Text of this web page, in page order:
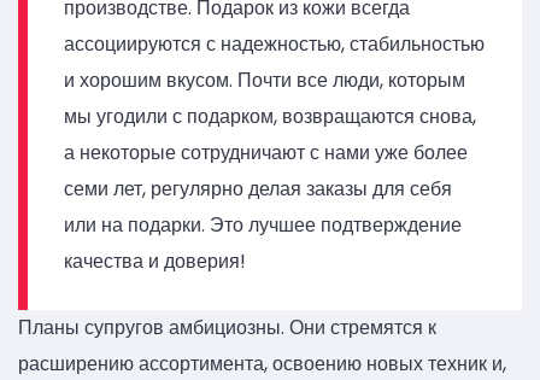
производстве. Подарок из кожи всегда
ассоциируются с надежностью, стабильностью
и хорошим вкусом. Почти все люди, которым
мы угодили с подарком, возвращаются снова,
а некоторые сотрудничают с нами уже более
семи лет, регулярно делая заказы для себя
или на подарки. Это лучшее подтверждение
качества и доверия!
Планы супругов амбициозны. Они стремятся к
расширению ассортимента, освоению новых техник и,